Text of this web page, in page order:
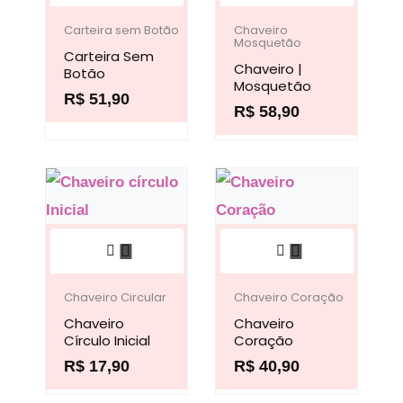
página
do
do
produto
tem
várias
escolhidas
na
página
do
produto
Carteira sem Botão
Carteira Sem
Botão
R$ 51,90
tem
variantes.
As
opções
escolhidas
na
página
do
produto
Chaveiro
Mosquetão
Chaveiro |
Mosquetão
R$ 58,90
Este
produto
tem
várias
variantes.
Chaveiro Circular
Chaveiro
Círculo Inicial
R$ 17,90
Este
produto
tem
várias
variantes.
Chaveiro Coração
Chaveiro
Coração
R$ 40,90